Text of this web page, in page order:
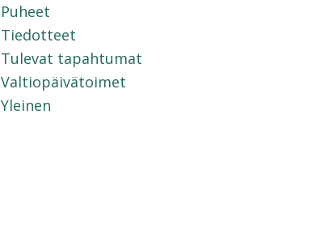
Puheet
Tiedotteet
Tulevat tapahtumat
Valtiopäivätoimet
Yleinen